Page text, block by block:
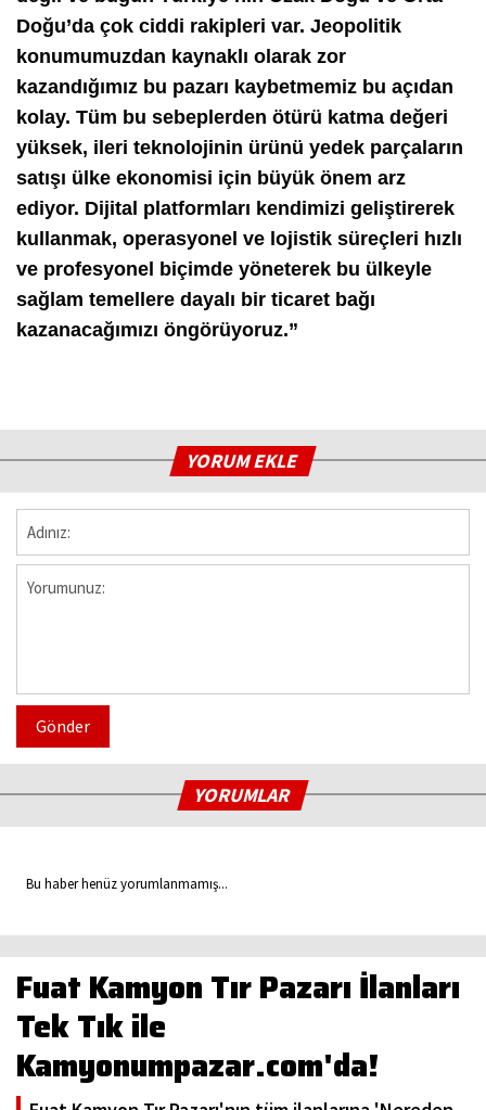
Doğu’da çok ciddi rakipleri var. Jeopolitik
konumumuzdan kaynaklı olarak zor
kazandığımız bu pazarı kaybetmemiz bu açıdan
kolay. Tüm bu sebeplerden ötürü katma değeri
yüksek, ileri teknolojinin ürünü yedek parçaların
satışı ülke ekonomisi için büyük önem arz
ediyor. Dijital platformları kendimizi geliştirerek
kullanmak, operasyonel ve lojistik süreçleri hızlı
ve profesyonel biçimde yöneterek bu ülkeyle
sağlam temellere dayalı bir ticaret bağı
kazanacağımızı öngörüyoruz.”
YORUM EKLE
Gönder
YORUMLAR
Bu haber henüz yorumlanmamış...
Fuat Kamyon Tır Pazarı İlanları
Tek Tık ile
Kamyonumpazar.com'da!